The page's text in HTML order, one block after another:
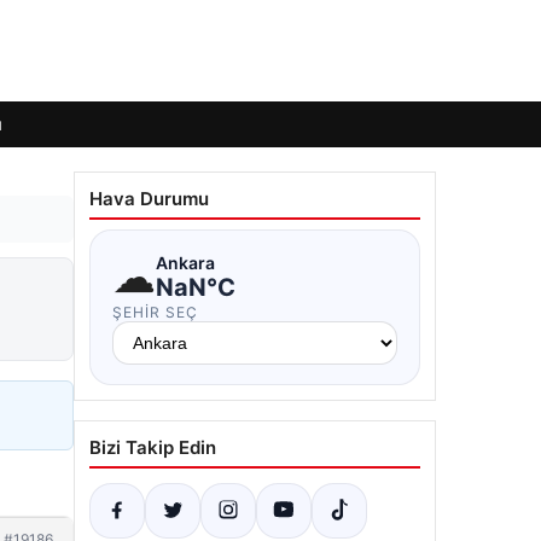
Hava Durumu
☁Ankara
NaN°C
ŞEHIR SEÇ
Bizi Takip Edin